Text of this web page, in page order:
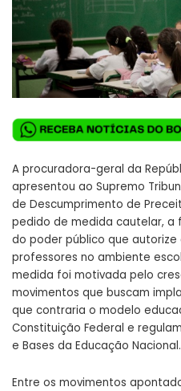
A procuradora-geral da
apresentou ao Supremo
de Descumprimento de
pedido de medida cautelar, a
do poder público que autorize
professores no ambiente
medida foi motivada pelo
movimentos que buscam
que contraria o modelo
Constituição Federal e
e Bases da Educação Nacional.
Entre os movimentos